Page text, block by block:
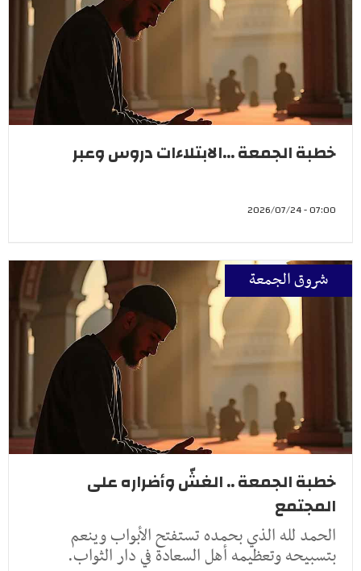
خطبة الجمعة ...الابتلاءات دروس وعبر
07:00 - 2026/07/24
شروق الجمعة
خطبة الجمعة .. الغشّ وأضراره على
المجتمع
الحمد لله الذي بحمده تستفتح الأبواب وينعم
بتسبيحه وتعظيمه أهل السعادة في دار الثواب.